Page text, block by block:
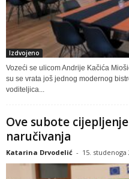
Izdvojeno
Vozeći se ulicom Andrije Kačića
su se vrata još jednog modernog
voditeljica...
Ove subote
naručivanja
Katarina Drvodelić - 15. studenoga